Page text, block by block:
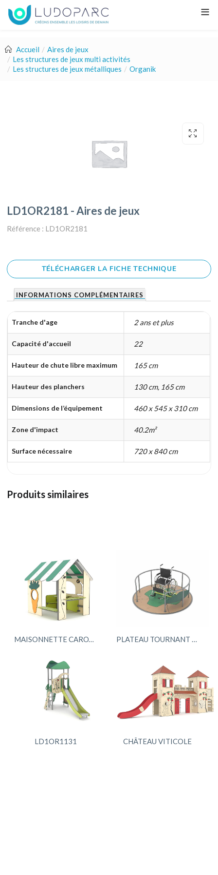
Accueil
Aires de jeux
Les structures de jeux multi activités
Les structures de jeux métalliques
Organik
LD1OR2181 - Aires de jeux
Référence : LD1OR2181
TÉLÉCHARGER LA FICHE TECHNIQUE
INFORMATIONS COMPLÉMENTAIRES
Tranche d'age 2 ans et plus
Capacité d'accueil 22
Hauteur de chute libre maximum 165 cm
Hauteur des planchers 130 cm, 165 cm
Dimensions de l’équipement 460 x 545 x 310 cm
Zone d'impact 40.2m²
Surface nécessaire 720 x 840 cm
Produits similaires
MAISONNETTE CAROTTE PLATEAU TOURNANT PMR
LD1OR1131 CHÂTEAU VITICOLE